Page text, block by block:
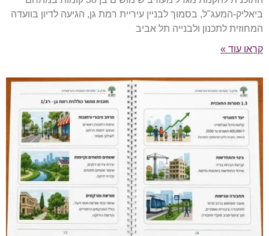
ביאליק-המעג"ל, בסמוך לבניין עיריית רמת גן, הגיעה לדיון בוועדה
המחוזית לתכנון ולבנייה תל אביב
קראו עוד »